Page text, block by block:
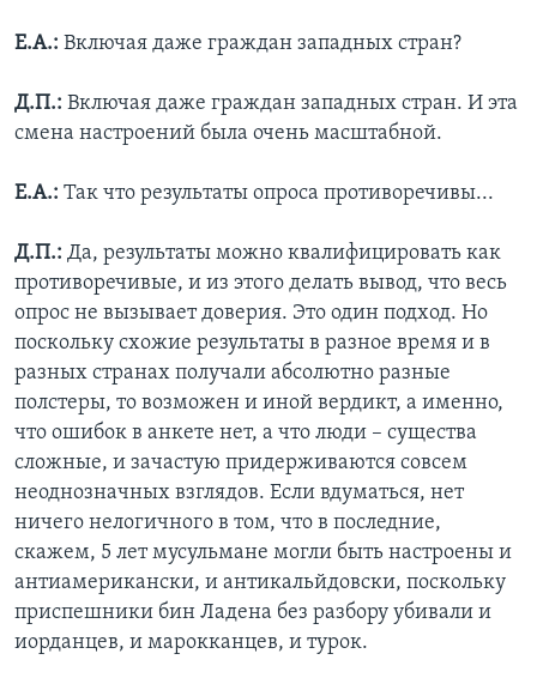
Е.А.: Включая даже граждан западных стран?
Д.П.: Включая даже граждан западных стран. И эта
смена настроений была очень масштабной.
Е.А.: Так что результаты опроса противоречивы...
Д.П.: Да, результаты можно квалифицировать как
противоречивые, и из этого делать вывод, что весь
опрос не вызывает доверия. Это один подход. Но
поскольку схожие результаты в разное время и в
разных странах получали абсолютно разные
полстеры, то возможен и иной вердикт, а именно,
что ошибок в анкете нет, а что люди – существа
сложные, и зачастую придерживаются совсем
неоднозначных взглядов. Если вдуматься, нет
ничего нелогичного в том, что в последние,
скажем, 5 лет мусульмане могли быть настроены и
антиамерикански, и антикальйдовски, поскольку
приспешники бин Ладена без разбору убивали и
иорданцев, и марокканцев, и турок.